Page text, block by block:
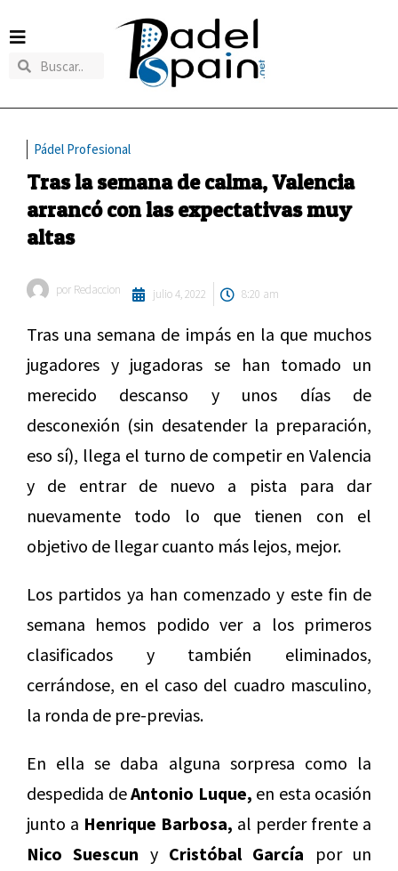
Pádel Profesional
Tras la semana de calma, Valencia
arrancó con las expectativas muy
altas
por Redaccion julio 4, 2022 8:20 am
Tras una semana de impás en la que muchos
jugadores y jugadoras se han tomado un
merecido descanso y unos días de
desconexión (sin desatender la preparación,
eso sí), llega el turno de competir en Valencia
y de entrar de nuevo a pista para dar
nuevamente todo lo que tienen con el
objetivo de llegar cuanto más lejos, mejor.
Los partidos ya han comenzado y este fin de
semana hemos podido ver a los primeros
clasificados y también eliminados,
cerrándose, en el caso del cuadro masculino,
la ronda de pre-previas.
En ella se daba alguna sorpresa como la
despedida deAntonio Luque, en esta ocasión
junto a Henrique Barbosa, al perder frente a
Nico Suescun y Cristóbal García por un